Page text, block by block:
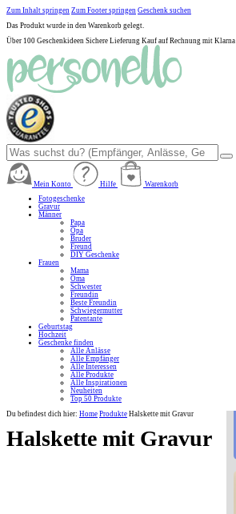
Zum Inhalt springen Zum Footer springen Geschenk suchen
Das Produkt wurde in den Warenkorb gelegt.
Über 100 Geschenkideen Sichere Lieferung Kauf auf Rechnung mit Klarna
Mein Konto Hilfe
Warenkorb
Fotogeschenke
Gravur
Männer
Papa
Opa
Bruder
Freund
DIY Geschenke
Frauen
Mama
Oma
Schwester
Freundin
Beste Freundin
Schwiegermutter
Patentante
Geburtstag
Hochzeit
Geschenke finden
Alle Anlässe
Alle Empfänger
Alle Interessen
Alle Produkte
Alle Inspirationen
Neuheiten
Top 50 Produkte
Du befindest dich hier: Home Produkte Halskette mit Gravur
Halskette mit Gravur